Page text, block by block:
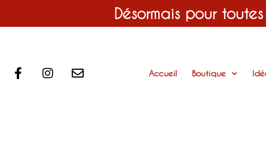
Désormais pour
Accueil Boutique